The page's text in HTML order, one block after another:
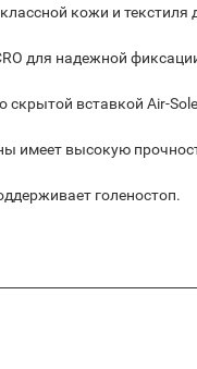
кожи и текстиля
для надежной
скрытой вставкой Air-
имеет высокую
голеностоп.